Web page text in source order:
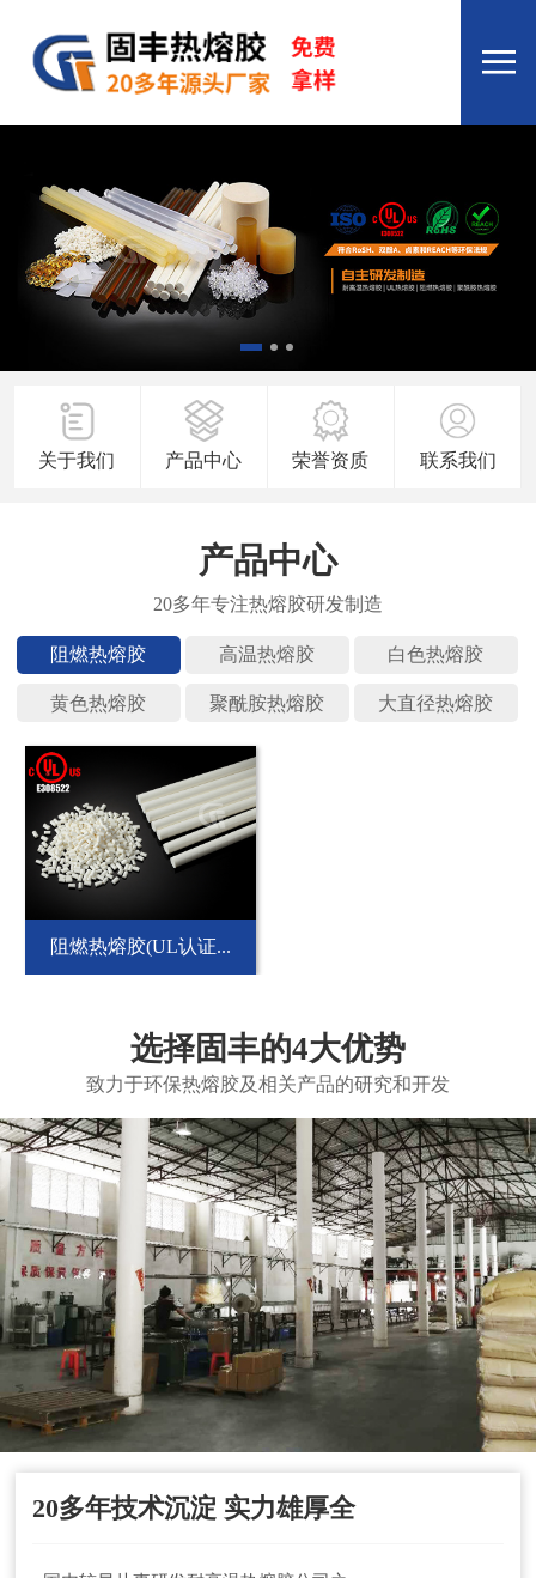
关于我们 产品中心 荣誉资质 联系我们
产品中心
阻燃热熔 高温热熔 白色热熔
黄色热熔 聚酰胺热 大直径热
阻燃热熔胶(UL认证...
选择固丰的4大优势
致力于环保热熔胶及相关产品的研究和开发
20多年技术沉淀 实力雄厚全